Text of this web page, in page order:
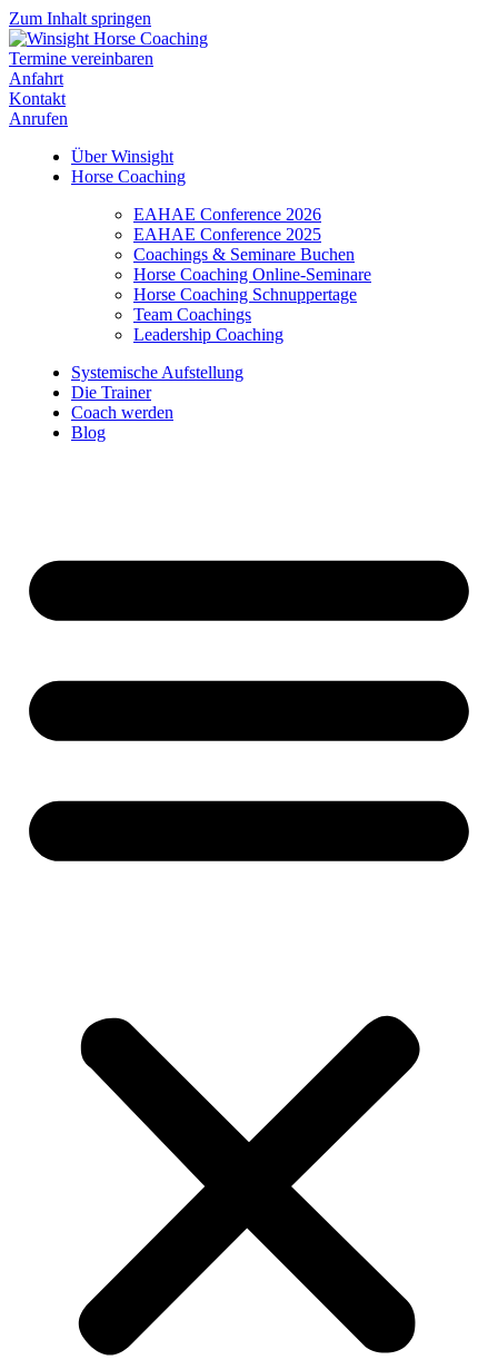
Zum Inhalt springen
Termine vereinbaren
Anfahrt
Kontakt
Anrufen
Über Winsight
Horse Coaching
EAHAE Conference 2026
EAHAE Conference 2025
Coachings & Seminare Buchen
Horse Coaching Online-Seminare
Horse Coaching Schnuppertage
Team Coachings
Leadership Coaching
Systemische Aufstellung
Die Trainer
Coach werden
Blog